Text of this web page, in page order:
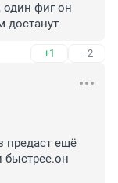
один фиг он
достанут
+1 –2
предаст ещё
быстрее.он